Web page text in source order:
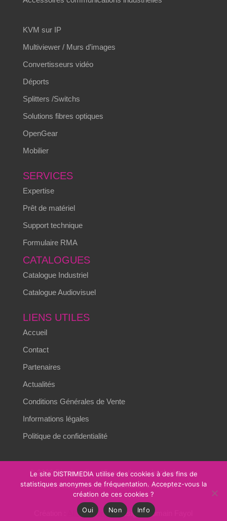
KVM sur IP
Multiviewer / Murs d’images
Convertisseurs vidéo
Déports
Splitters /Switchs
Solutions fibres optiques
OpenGear
Mobilier
SERVICES
Expertise
Prêt de matériel
Support technique
Formulaire RMA
CATALOGUES
Catalogue Industriel
Catalogue Audiovisuel
LIENS UTILES
Accueil
Contact
Partenaires
Actualités
Conditions Générales de Vente
Informations légales
Politique de confidentialité
© 2026 Distrimedia – L’innovation technologique au
service des environnements critiques.
Alizés online– Design : Romain Fayol
Le site DISTRIMEDIA utilise des cookies à des fins de
statistiques anonymes de fréquentation. Acceptez-vous la
création de ces cookies ?
Oui
Non Info